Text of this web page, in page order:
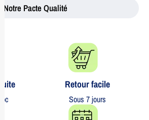
Notre Pacte Qualité
Retour facile​
Sous 7 jours